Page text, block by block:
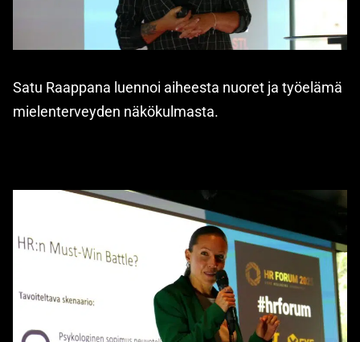
Satu Raappana luennoi aiheesta nuoret ja työelämä
mielenterveyden näkökulmasta.